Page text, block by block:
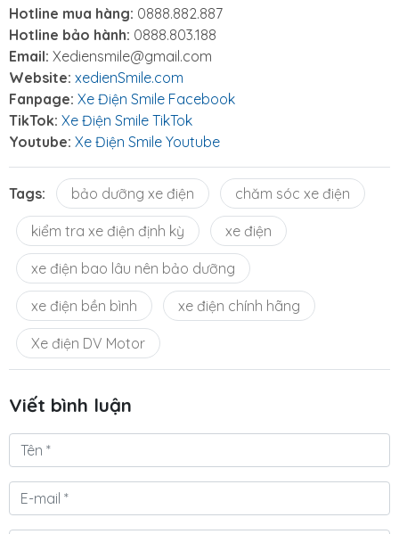
Hotline mua hàng: 0888.882.887
Hotline bảo hành: 0888.803.188
Email: Xediensmile@gmail.com
Website: xedienSmile.com
Fanpage: Xe Điện Smile Facebook
TikTok: Xe Điện Smile TikTok
Youtube: Xe Điện Smile Youtube
Tags: bảo dưỡng xe điện chăm sóc xe điện
kiểm tra xe điện định kỳ xe điện
xe điện bao lâu nên bảo dưỡng
xe điện bền bình xe điện chính hãng
Xe điện DV Motor
Viết bình luận